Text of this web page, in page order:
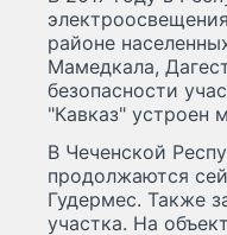
районе
Мамедкала,
безопасности
"Кавказ" устроен
В Чеченской
продолжаются
Гудермес. Также
участка. На